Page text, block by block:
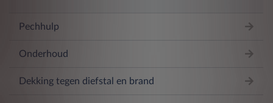
Pechhulp
Onderhoud
Dekking tegen diefstal en brand